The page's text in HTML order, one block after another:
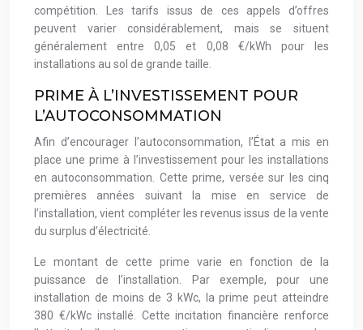
compétition. Les tarifs issus de ces appels d’offres
peuvent varier considérablement, mais se situent
généralement entre 0,05 et 0,08 €/kWh pour les
installations au sol de grande taille.
PRIME À L’INVESTISSEMENT POUR
L’AUTOCONSOMMATION
Afin d’encourager l’autoconsommation, l’État a mis en
place une prime à l’investissement pour les installations
en autoconsommation. Cette prime, versée sur les cinq
premières années suivant la mise en service de
l’installation, vient compléter les revenus issus de la vente
du surplus d’électricité.
Le montant de cette prime varie en fonction de la
puissance de l’installation. Par exemple, pour une
installation de moins de 3 kWc, la prime peut atteindre
380 €/kWc installé. Cette incitation financière renforce